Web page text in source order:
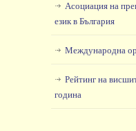
Асоциация на
език в България
Международна
Рейтинг на
година